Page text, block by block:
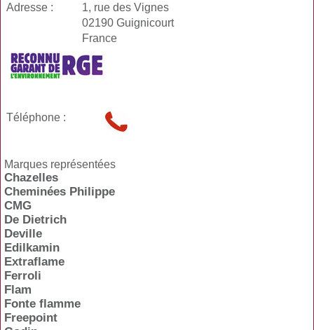
Adresse :
1, rue des Vignes
02190 Guignicourt
France
Téléphone :
Marques représentées
Chazelles
Cheminées Philippe
CMG
De Dietrich
Deville
Edilkamin
Extraflame
Ferroli
Flam
Fonte flamme
Freepoint